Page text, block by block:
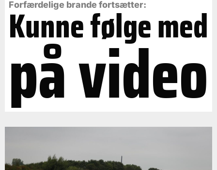
Forfærdelige brande fortsætter:
Kunne følge med
på video